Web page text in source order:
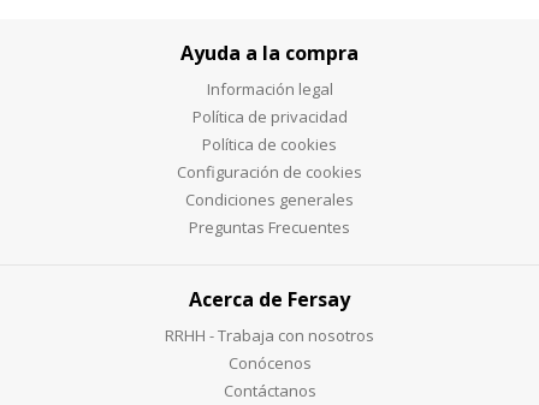
Ayuda a la compra
Información legal
Política de privacidad
Política de cookies
Configuración de cookies
Condiciones generales
Preguntas Frecuentes
Acerca de Fersay
RRHH - Trabaja con nosotros
Conócenos
Contáctanos